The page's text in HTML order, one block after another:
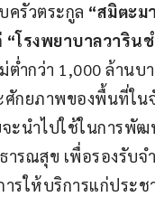
ครัวตระกูล “สมิตะม
“โรงพยาบาลวาริน
ต่ำกว่า 1,000 ล้านบ
ศักยภาพของพื้นที่ใน
ะนำไปใช้ในการพัฒ
ารณสุข เพื่อรองรับ
ารให้บริการแก่ประ